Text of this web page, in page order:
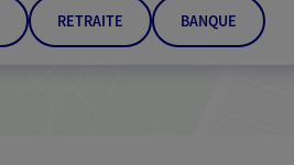
RETRAITE BANQUE